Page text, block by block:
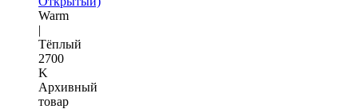
Warm
|
Тёплый
2700
K
Архивный
товар